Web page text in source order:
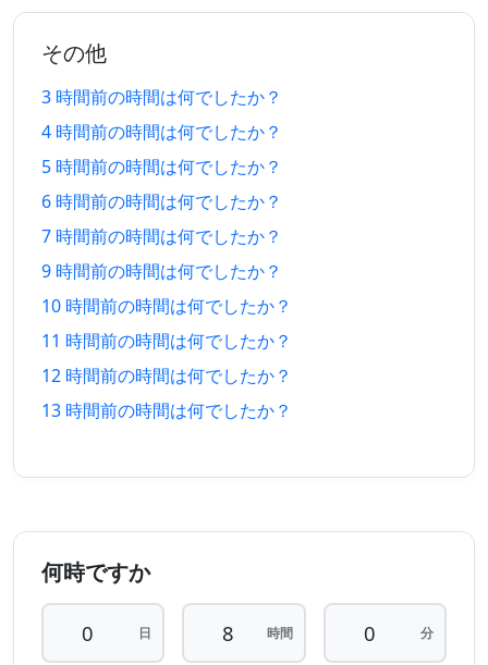
前
9 時間
前
2026/08/07
9 時間
後
10 時
間 前
2026/08/07
10 時
間 後
間 前
2026/08/07
間 後
12 時
間 前
2026/08/07
12 時
間 後
13 時
2026/08/07
13 時
14 時
14 時
間 前
2026/08/07
16 時
2026/08/07
16 時
2026/08/08
その他
3 時間前の時間は何でしたか？
4 時間前の時間は何でしたか？
5 時間前の時間は何でしたか？
6 時間前の時間は何でしたか？
7 時間前の時間は何でしたか？
9 時間前の時間は何でしたか？
10 時間前の時間は何でしたか？
11 時間前の時間は何でしたか？
12 時間前の時間は何でしたか？
13 時間前の時間は何でしたか？
何時ですか
日 時間 分